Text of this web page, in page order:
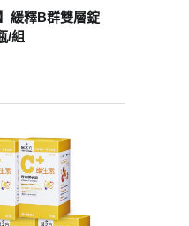
緩釋B群雙層錠
/組